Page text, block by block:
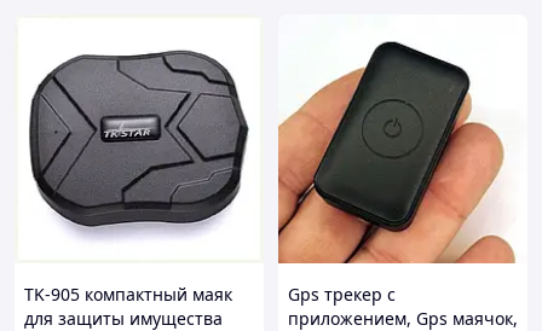
TK-905 компактный маяк
для защиты имущества
Gps трекер с
приложением, Gps маячок,